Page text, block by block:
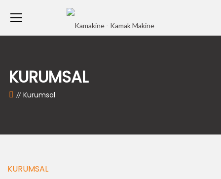
KURUMSAL
Kurumsal
KURUMSAL